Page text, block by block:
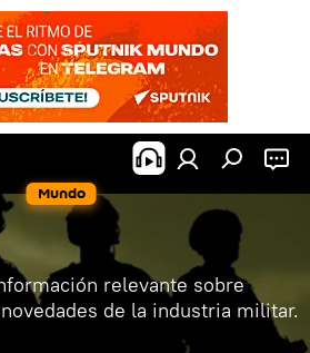
Mundo
relevante sobre
de la industria militar.